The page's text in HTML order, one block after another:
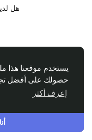
يستخدم موقعنا هذا
حصولك على أفضل
إعرف أكثر
هل
© 2026 Yay Student Connect
Arabic